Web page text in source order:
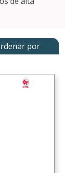
por